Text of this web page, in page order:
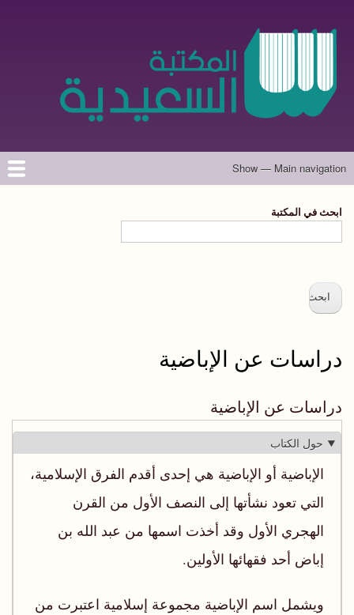
الرئيسي
Main
Show — Main navigation
الرئيسية
المؤلفون
تواصل معنا
حول الموقع
ابحث في المكتبة
دراسات عن الإباضية
دراسات عن الإباضية
حول الكتاب
الإباضية أو الإباضية هي إحدى أقدم الفرق الإسلامية،
التي تعود نشأتها إلى النصف الأول من القرن
الهجري الأول وقد أخذت اسمها من عبد الله بن
إباض أحد فقهائها الأولين.
ويشمل اسم الإباضية مجموعة إسلامية اعتبرت من